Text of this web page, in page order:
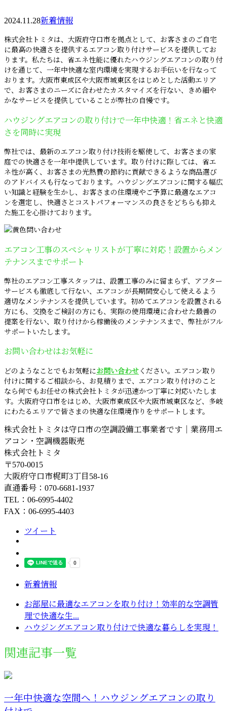
2024.11.28新着情報
株式会社トミタは、大阪府守口市を拠点として、お客さまのご自宅
に最高の快適さを提供するエアコン取り付けサービスを提供してお
ります。私たちは、省エネ性能に優れたハウジングエアコンの取り付
けを通じて、一年中快適な室内環境を実現するお手伝いを行なって
おります。大阪市東成区や大阪市城東区をはじめとした活動エリア
で、お客さまのニーズに合わせたカスタマイズを行ない、きめ細や
かなサービスを提供していることが弊社の自慢です。
ハウジングエアコンの取り付けで一年中快適！省エネと快適
さを同時に実現
弊社では、最新のエアコン取り付け技術を駆使して、お客さまの家
庭での快適さを一年中提供しています。取り付けに際しては、省エ
ネ性が高く、お客さまの光熱費の節約に貢献できるような商品選び
のアドバイスも行なっております。ハウジングエアコンに関する幅広
い知識と経験を生かし、お客さまの住環境やご予算に最適なエアコ
ンを選定し、快適さとコストパフォーマンスの良さをどちらも抑え
た施工を心掛けております。
エアコン工事のスペシャリストが丁寧に対応！設置からメン
テナンスまでサポート
弊社のエアコン工事スタッフは、設置工事のみに留まらず、アフター
サービスも徹底して行ない、エアコンが長期間安心して使えるよう
適切なメンテナンスを提供しています。初めてエアコンを設置される
方にも、交換をご検討の方にも、実際の使用環境に合わせた最善の
提案を行ない、取り付けから稼働後のメンテナンスまで、弊社がフル
サポートいたします。
お問い合わせはお気軽に
どのようなことでもお気軽にお問い合わせ ください。エアコン取り
付けに関するご相談から、お見積りまで、エアコン取り付けのこと
なら何でもお任せの株式会社トミタが迅速かつ丁寧に対応いたしま
す。大阪府守口市をはじめ、大阪市東成区や大阪市城東区など、多岐
にわたるエリアで皆さまの快適な住環境作りをサポートします。
株式会社トミタは守口市の空調設備工事業者です｜業務用エ
アコン・空調機器販売
株式会社トミタ
〒570-0015
大阪府守口市梶町3丁目58-16
直通番号：070-6681-1937
TEL：06-6995-4402
FAX：06-6995-4403
ツイート
新着情報
お部屋に最適なエアコンを取り付け！効率的な空調管
理で快適な生...
ハウジングエアコン取り付けで快適な暮らしを実現！
関連記事一覧
一年中快適な空間へ！ハウジングエアコンの取り